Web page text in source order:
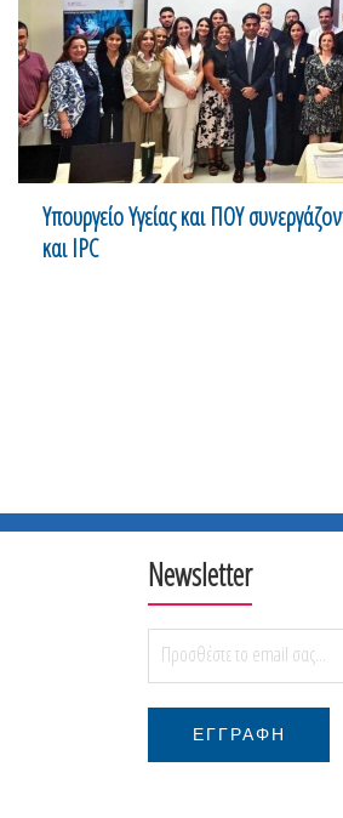
Υπουργείο Υγείας και ΠΟΥ
και IPC
Newsletter